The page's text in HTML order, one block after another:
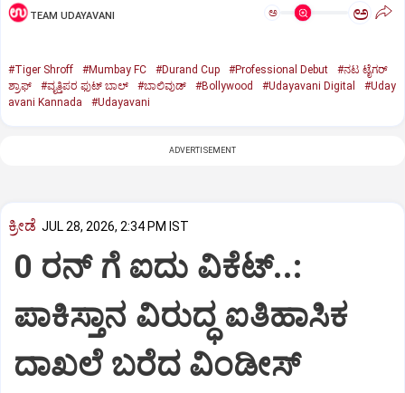
TEAM UDAYAVANI ಅ ಅ
#Tiger Shroff‌ #Mumbay FC #Durand Cup #Professional Debut
#ನಟ ಟೈಗರ್‌
ಶ್ರಾಫ್‌
#ವೃತ್ತಿಪರ ಫುಟ್‌ ಬಾಲ್‌ #ಬಾಲಿವುಡ್‌ #Bollywood #Udayavani Digital
#Uday
avani Kannada
#Udayavani
ADVERTISEMENT
ಕ್ರೀಡೆ JUL 28, 2026, 2:34 PM IST
0 ರನ್‌ ಗೆ ಐದು ವಿಕೆಟ್..:‌
ಪಾಕಿಸ್ತಾನ ವಿರುದ್ಧ ಐತಿಹಾಸಿಕ
ದಾಖಲೆ ಬರೆದ ವಿಂಡೀಸ್‌